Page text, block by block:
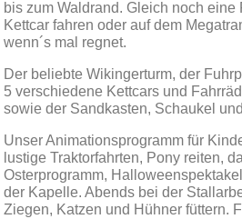
bis zum Waldrand. Gleich noch eine
Kettcar fahren oder auf dem
wenn´s mal regnet.
Der beliebte Wikingerturm, der
5 verschiedene Kettcars und
sowie der Sandkasten, Schaukel
Unser Animationsprogramm für
lustige Traktorfahrten, Pony reiten,
Osterprogramm,
der Kapelle. Abends bei der
Ziegen, Katzen und Hühner füttern.